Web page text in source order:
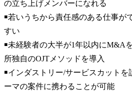
の立ち上げメンバーになれる
￭若いうちから責任感のある仕事が
すい
￭未経験者の大半が1年以内にM&A
所独自のOJTメソッドを導入
￭インダストリー/サービスカットを
ーマの案件に携わることが可能